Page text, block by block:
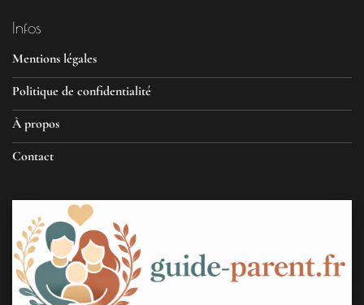
Infos
Mentions légales
Politique de confidentialité
À propos
Contact